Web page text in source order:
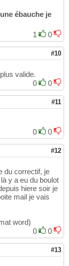
ébauche je
1
0
#10
valide.
0
0
#11
0
0
#12
du correctif, je
y a eu du boulot
hiere soir je
mail je vais
word)
0
0
#13